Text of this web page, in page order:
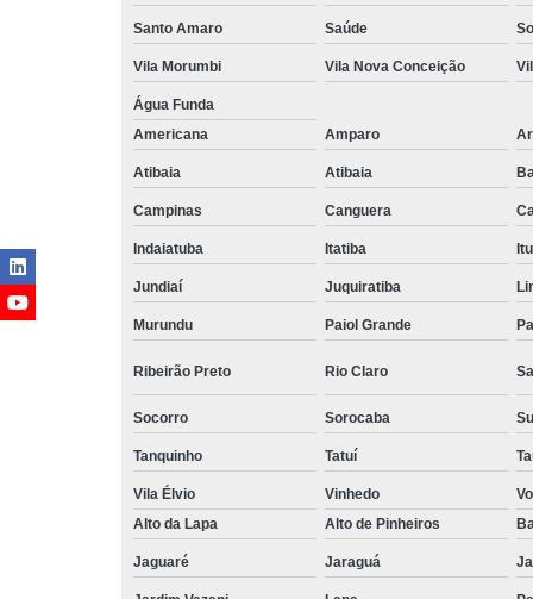
Santo Amaro Saúde
Vila Morumbi Vila Nova Conceição
Água Funda
Americana
Amparo
Atibaia Atibaia
Campinas Canguera
Indaiatuba Itatiba Itu
Jundiaí Juquiratiba
Murundu Paiol Grande
Ribeirão Preto Rio Claro
Socorro Sorocaba
Tanquinho Tatuí
Vila Élvio Vinhedo
Alto da Lapa
Alto de Pinheiros
Jaguaré Jaraguá